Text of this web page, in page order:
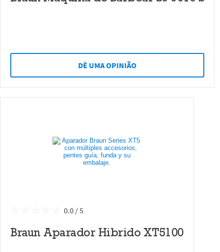
DÊ UMA OPINIÃO
0.0
Braun Aparador Hibrido XT5100